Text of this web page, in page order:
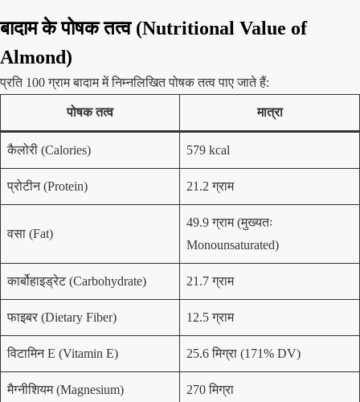
बादाम के पोषक तत्व (Nutritional Value of
Almond)
प्रति 100 ग्राम बादाम में निम्नलिखित पोषक तत्व पाए जाते हैं:
पोषक तत्व मात्रा
कैलोरी (Calories) 579 kcal
प्रोटीन (Protein) 21.2 ग्राम
वसा (Fat)
49.9 ग्राम (मुख्यतः
Monounsaturated)
कार्बोहाइड्रेट (Carbohydrate) 21.7 ग्राम
फाइबर (Dietary Fiber) 12.5 ग्राम
विटामिन E (Vitamin E) 25.6 मिग्रा (171% DV)
मैग्नीशियम (Magnesium) 270 मिग्रा